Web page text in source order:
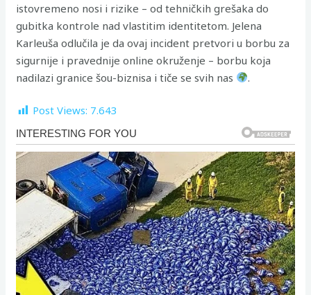
istovremeno nosi i rizike – od tehničkih grešaka do
gubitka kontrole nad vlastitim identitetom. Jelena
Karleuša odlučila je da ovaj incident pretvori u borbu za
sigurnije i pravednije online okruženje – borbu koja
nadilazi granice šou-biznisa i tiče se svih nas
.
Post Views: 7.643